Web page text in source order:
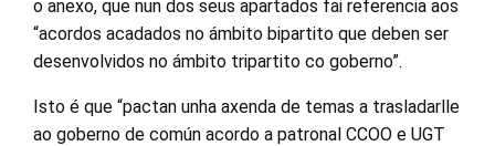
o anexo, que nun dos seus apartados fai referencia aos
“acordos acadados no ámbito bipartito que deben ser
desenvolvidos no ámbito tripartito co goberno”.
Isto é que “pactan unha axenda de temas a trasladarlle
ao goberno de común acordo a patronal CCOO e UGT